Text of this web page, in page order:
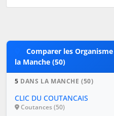
Comparer les
la Manche (50)
5 DANS LA MANCHE (50)
CLIC DU COUTANCAIS
Coutances (50)